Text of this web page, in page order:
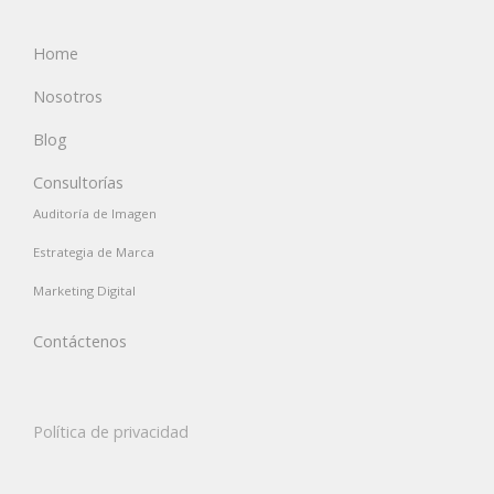
Home
Nosotros
Blog
Consultorías
Auditoría de Imagen
Estrategia de Marca
Marketing Digital
Contáctenos
Política de privacidad